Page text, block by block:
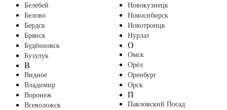
Белебей
Белово
Бердск
Брянск
Будённовск
Бузулук
В
Видное
Владимир
Воронеж
Всеволожск
Новокузнецк
Новосибирск
Новотроицк
Нурлат
О
Омск
Орёл
Оренбург
Орск
П
Павловский Посад